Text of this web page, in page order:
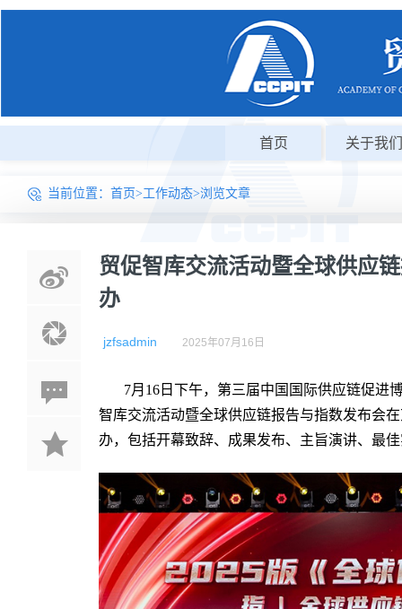
首页 关于我们
当前位置： 首页>工作动态>浏览文章
贸促智库交流活动暨全球供应
办
jzfsadmin 2025年07月16日
7月16日下午，第三届中国国际供应链促
智库交流活动暨全球供应链报告与指数发布会
办，包括开幕致辞、成果发布、主旨演讲、最